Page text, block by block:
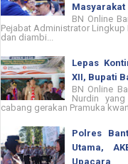
Masyarakat
BN Online
Pejabat Administrator Lingkup
dan diambi...
Lepas
XII, Bupati
BN Online
Nurdin
cabang gerakan Pramuka
Polres
Utama,
Upacara